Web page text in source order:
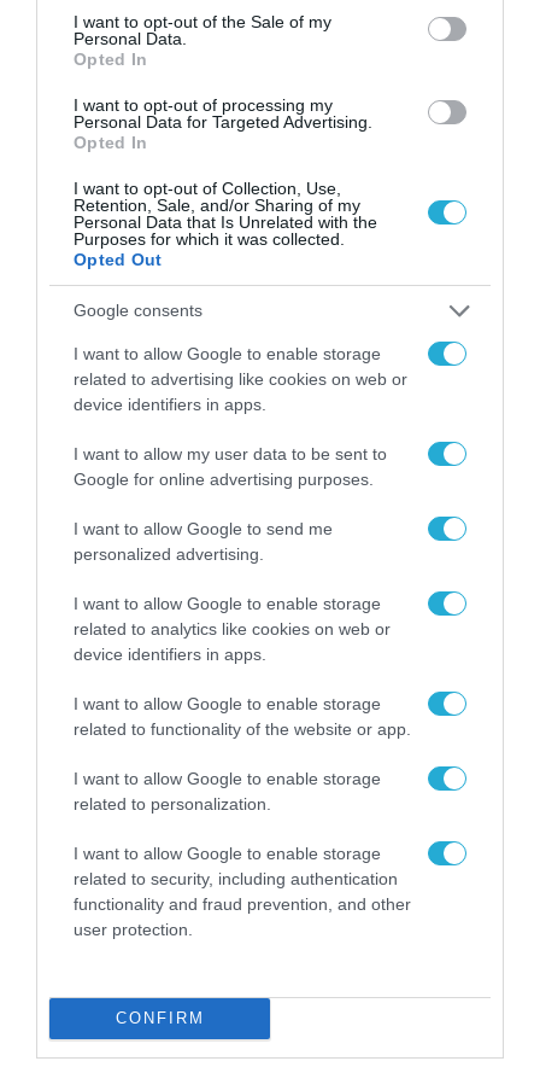
consent section.
I want to opt-out of the Sale of my
Personal Data.
Opted In
I want to opt-out of processing my
Personal Data for Targeted Advertising.
Opted In
I want to opt-out of Collection, Use,
Retention, Sale, and/or Sharing of my
Personal Data that Is Unrelated with the
Purposes for which it was collected.
Opted Out
Google consents
I want to allow Google to enable storage
related to advertising like cookies on web or
device identifiers in apps.
I want to allow my user data to be sent to
Google for online advertising purposes.
I want to allow Google to send me
personalized advertising.
I want to allow Google to enable storage
related to analytics like cookies on web or
device identifiers in apps.
I want to allow Google to enable storage
related to functionality of the website or app.
I want to allow Google to enable storage
related to personalization.
I want to allow Google to enable storage
related to security, including authentication
functionality and fraud prevention, and other
user protection.
CONFIRM
22.09.2023 | 11:19
Η Πολωνία χρησιμοποιεί αντλίες νερού για
να εμποδίσει τους παράνομους αλλοδαπούς
να εισέλθουν στο έδαφός της (βίντεο)
Η Βαρσοβία πολεμάει αποτελεσματικά την
FOCUS ON
07.08.2026 | 02:02
αναλαμβάνει Τούρκος – Άγκυρα:
«Απειλές κατά της Συρίας είναι